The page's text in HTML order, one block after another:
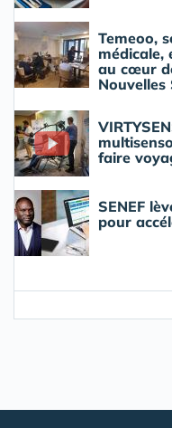
Temeoo,
médicale,
au cœur
Nouvelles
faire
SENEF
pour